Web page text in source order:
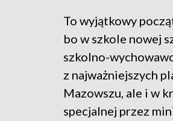
To wyjątkowy
bo w szkole nowej
szkolno-
z najważniejszych
Mazowszu, ale i w
specjalnej przez